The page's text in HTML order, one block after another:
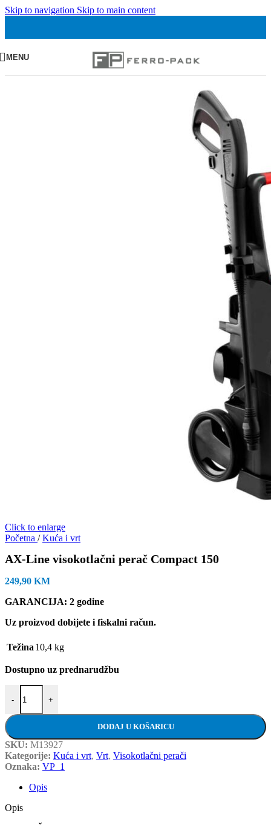
Skip to navigation Skip to main content
MENU
Click to enlarge
Početna / Kuća i vrt
AX-Line visokotlačni perač Compact 150
249,90 KM
GARANCIJA: 2 godine
Uz proizvod dobijete i fiskalni račun.
Težina 10,4 kg
Dostupno uz prednarudžbu
-
AX-Line visokotlačni perač Compact 150 količina
+
DODAJ U KOŠARICU
SKU: M13927
Kategorije: Kuća i vrt, Vrt, Visokotlačni perači
Oznaka: VP_1
Opis
Opis